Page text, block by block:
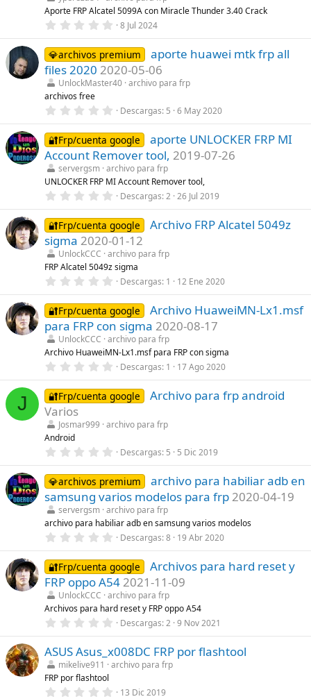
r
e
l
a
(
s
)
Aporte FRP Alcatel 5099A con Miracle Thunder 3.40 Crack
0
0
0
e
s
t
l
a
(
s
)
8 Jul 2024
💎archivos premium
aporte huawei mtk frp all
files 2020 2020-05-06
UnlockMaster40 archivo para frp
archivos free
0
0
0
e
s
t
r
e
l
a
(
s
)
Descargas 5 6 May 2020
🔐Frp/cuenta google
aporte UNLOCKER FRP MI
Account Remover tool, 2019-07-26
servergsm archivo para frp
UNLOCKER FRP MI Account Remover tool,
0
0
0
e
s
t
r
e
l
a
(
s
)
Descargas 2 26 Jul 2019
🔐Frp/cuenta google
Archivo FRP Alcatel 5049z
sigma 2020-01-12
UnlockCCC
archivo para frp
FRP Alcatel 5049z sigma
0
0
0
e
s
t
r
e
l
a
(
s
Descargas 1 12 Ene 2020
🔐Frp/cuenta google
Archivo HuaweiMN-Lx1.msf
para FRP con sigma 2020-08-17
UnlockCCC
archivo para frp
Archivo HuaweiMN-Lx1.msf para FRP con sigma
0
0
0
e
t
l
a
(
s
)
Descargas 1 17 Ago 2020
J 🔐Frp/cuenta google
Archivo para frp android
Varios
Josmar999
archivo para frp
Android
0
0
0
e
s
t
r
e
l
a
(
s
)
Descargas 5 5 Dic 2019
💎archivos premium
archivo para habiliar adb en
samsung varios modelos para frp 2020-04-19
servergsm archivo para frp
archivo para habiliar adb en samsung varios modelos
0
0
0
e
s
t
r
e
l
(
s
)
Descargas 8 19 Abr 2020
🔐Frp/cuenta google
Archivos para hard reset y
FRP oppo A54 2021-11-09
UnlockCCC
archivo para frp
Archivos para hard reset y FRP oppo A54
0
0
0
e
s
r
Descargas 2 9 Nov 2021
ASUS Asus_x008DC FRP por flashtool
mikelive911
archivo para frp
FRP por flashtool
0 13 Dic 2019